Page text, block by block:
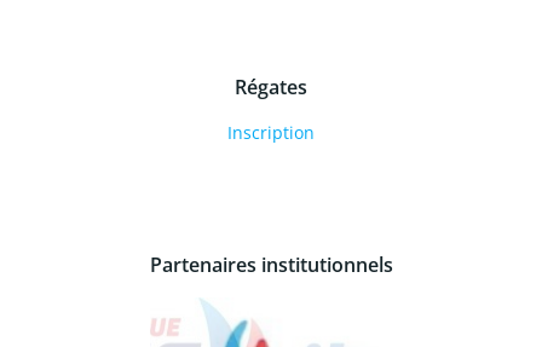
Régates
Inscription
Partenaires institutionnels